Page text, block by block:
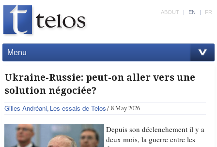
Menu
ABOUT | EN | FR
Ukraine-Russie: peut-on aller vers une
solution négociée?
Gilles Andréani Les essais de Telos 8 May 2026
Depuis son déclenchement il y a
deux mois, la guerre entre les